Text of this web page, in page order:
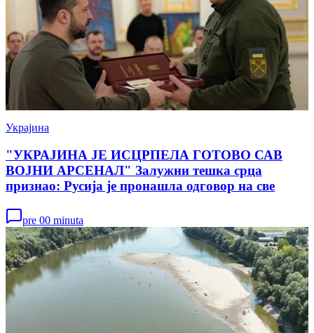
Украјина
"УКРАЈИНА ЈЕ ИСЦРПЕЛА ГОТОВО САВ
ВОЈНИ АРСЕНАЛ" Залужни тешка срца
признао: Русија је пронашла одговор на све
pre 00 minuta